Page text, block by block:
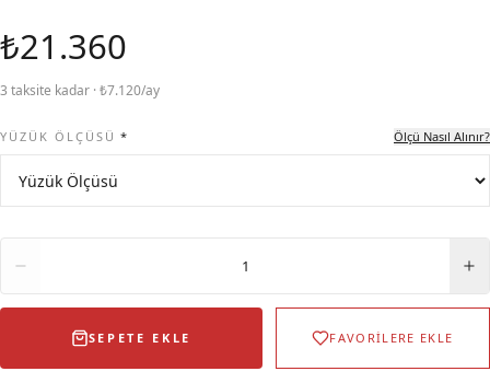
₺21.360
3 taksite kadar · ₺7.120/ay
YÜZÜK ÖLÇÜSÜ * Ölçü Nasıl Alınır?
1
SEPETE EKLE FAVORİLERE EKLE